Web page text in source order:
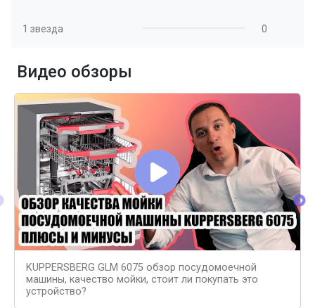
1 звезда 0
Видео обзоры
KUPPERSBERG GLM 6075 обзор посудомоечной
машины, качество мойки, стоит ли покупать это
устройство?